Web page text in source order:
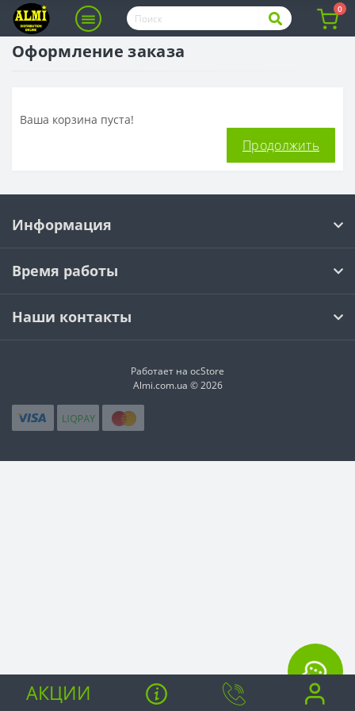
0
Оформление заказа
Ваша корзина пуста!
Продолжить
Информация
Время работы
Наши контакты
Работает на ocStore
Almi.com.ua © 2026
АКЦИИ